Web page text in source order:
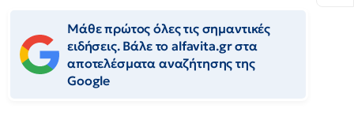
Μάθε πρώτος όλες τις σημαντικές
ειδήσεις. Βάλε το alfavita.gr στα
αποτελέσματα αναζήτησης της
Google